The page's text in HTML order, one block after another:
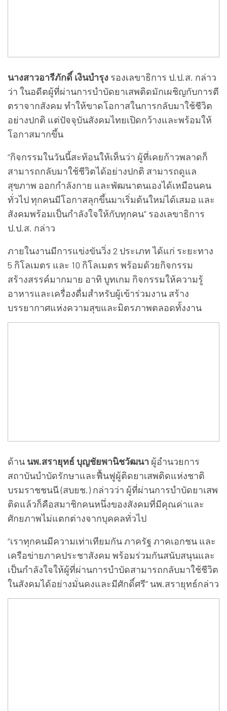
นางสาวอารีภักดิ์ เงินบำรุง รองเลขาธิการ ป.ป.ส. กล่าว
ว่า ในอดีตผู้ที่ผ่านการบำบัดยาเสพติดมักเผชิญกับการตี
ตราจากสังคม ทำให้ขาดโอกาสในการกลับมาใช้ชีวิต
อย่างปกติ แต่ปัจจุบันสังคมไทยเปิดกว้างและพร้อมให้
โอกาสมากขึ้น
“กิจกรรมในวันนี้สะท้อนให้เห็นว่า ผู้ที่เคยก้าวพลาดก็
สามารถกลับมาใช้ชีวิตได้อย่างปกติ สามารถดูแล
สุขภาพ ออกกำลังกาย และพัฒนาตนเองได้เหมือนคน
ทั่วไป ทุกคนมีโอกาสลุกขึ้นมาเริ่มต้นใหม่ได้เสมอ และ
สังคมพร้อมเป็นกำลังใจให้กับทุกคน” รองเลขาธิการ
ป.ป.ส. กล่าว
ภายในงานมีการแข่งขันวิ่ง 2 ประเภท ได้แก่ ระยะทาง
5 กิโลเมตร และ 10 กิโลเมตร พร้อมด้วยกิจกรรม
สร้างสรรค์มากมาย อาทิ บูทเกม กิจกรรมให้ความรู้
อาหารและเครื่องดื่มสำหรับผู้เข้าร่วมงาน สร้าง
บรรยากาศแห่งความสุขและมิตรภาพตลอดทั้งงาน
ด้าน นพ.สรายุทธ์ บุญชัยพานิชวัฒนา ผู้อำนวยการ
สถาบันบำบัดรักษาและฟื้นฟูผู้ติดยาเสพติดแห่งชาติ
บรมราชชนนี (สบยช.) กล่าวว่า ผู้ที่ผ่านการบำบัดยาเสพ
ติดแล้วก็คือสมาชิกคนหนึ่งของสังคมที่มีคุณค่าและ
ศักยภาพไม่แตกต่างจากบุคคลทั่วไป
“เราทุกคนมีความเท่าเทียมกัน ภาครัฐ ภาคเอกชน และ
เครือข่ายภาคประชาสังคม พร้อมร่วมกันสนับสนุนและ
เป็นกำลังใจให้ผู้ที่ผ่านการบำบัดสามารถกลับมาใช้ชีวิต
ในสังคมได้อย่างมั่นคงและมีศักดิ์ศรี” นพ.สรายุทธ์กล่าว